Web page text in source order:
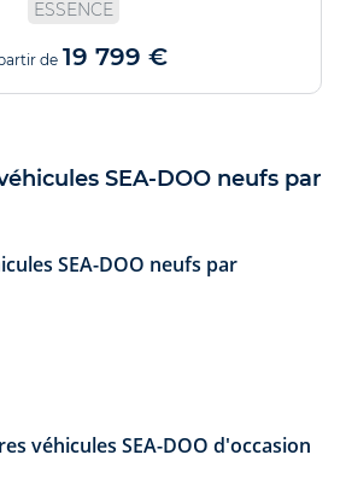
ESSENCE
de 19 799 €
SEA-DOO neufs par
SEA-DOO neufs par
véhicules SEA-DOO d'occasion